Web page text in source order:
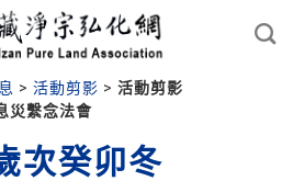
> 活動剪影 > 活動剪影
災繫念法會
次癸卯冬